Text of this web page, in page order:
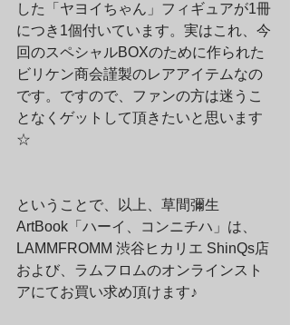
した「ヤヨイちゃん」フィギュアが1冊
につき1個付いています。実はこれ、今
回のスペシャルBOXのために作られた
ビリケン商会謹製のレアアイテムなの
です。ですので、ファンの方は迷うこ
となくゲットして頂きたいと思います
☆
ということで、以上、草間彌生
ArtBook「ハーイ、コンニチハ」は、
LAMMFROMM 渋谷ヒカリエ ShinQs店
および、ラムフロムのオンラインスト
アにてお買い求め頂けます♪